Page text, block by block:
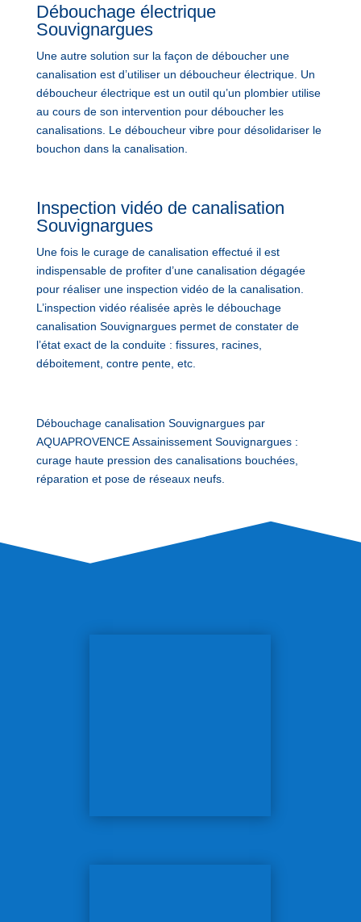
Débouchage électrique
Souvignargues
Une autre solution sur la façon de déboucher une
canalisation est d’utiliser un déboucheur électrique. Un
déboucheur électrique est un outil qu’un plombier utilise
au cours de son intervention pour déboucher les
canalisations. Le déboucheur vibre pour désolidariser le
bouchon dans la canalisation.
Inspection vidéo de canalisation
Souvignargues
Une fois le curage de canalisation effectué il est
indispensable de profiter d’une canalisation dégagée
pour réaliser une inspection vidéo de la canalisation.
L’inspection vidéo réalisée après le débouchage
canalisation Souvignargues permet de constater de
l’état exact de la conduite : fissures, racines,
déboitement, contre pente, etc.
Débouchage canalisation Souvignargues par
AQUAPROVENCE Assainissement Souvignargues :
curage haute pression des canalisations bouchées,
réparation et pose de réseaux neufs.